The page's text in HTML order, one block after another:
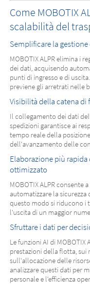
Come MOBOTIX
scalabilità del
Semplificare la
MOBOTIX ALPR elimina i
dei dati, acquisendo
punti di ingresso e di
previene gli arretrati nelle
Visibilità della catena
Il collegamento dei dati
spedizioni garantisce ai
tempo reale della
dell'avanzamento delle
Elaborazione più
ottimizzato
MOBOTIX ALPR consente
automatizzare la sicurezza
questo modo si riducono i
l'uscita di un maggior
Sfruttare i dati per
Le funzioni AI di
prestazioni della flotta, sui
sull'allocazione delle
analizzare questi dati per
personale e l'efficienza